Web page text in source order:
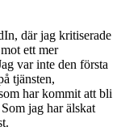
där jag kritiserade
ett mer
var inte den första
tjänsten,
har kommit att bli
jag har älskat